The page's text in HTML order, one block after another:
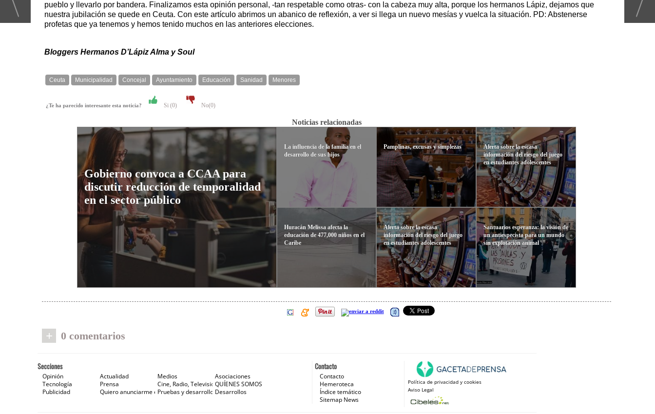
pueblo y llevarlo por bandera. Finalizamos esta opinión personal, -tan respetable como otras- con la cabeza muy alta, porque los hermanos Lápiz, dejamos que
nuestra jubilación se quede en Ceuta. Con este artículo abrimos un abanico de reflexión, a ver si llega un nuevo mesías y vuelca la situación. PD: Abstenerse
profetas que ya tenemos y hemos tenido muchos en las anteriores elecciones.
Bloggers Hermanos D’Lápiz Alma y Soul
Ceuta Municipalidad Concejal Ayuntamiento Educación Sanidad Menores
¿Te ha parecido interesante esta noticia? Si (0) No(0)
Noticias relacionadas
Gobierno convoca a CCAA para
discutir reducción de temporalidad
en el sector público
La influencia de la familia en el
desarrollo de sus hijos
Huracán Melissa afecta la
educación de 477,000 niños en el
Caribe
Pamplinas, excusas y simplezas
Alerta sobre la escasa
información del riesgo del juego
en estudiantes adolescentes
Alerta sobre la escasa
información del riesgo del juego
en estudiantes adolescentes
Santuarios esperanza: la visión de
un antiespecista para un mundo
sin explotación animal
+ 0 comentarios
Contacto
Contacto
Hemeroteca
Índice temático
Sitemap News
Política de privacidad y cookies
Aviso Legal
Secciones
Opinión Actualidad Medios
Asociaciones
Tecnología
Prensa Cine, Radio, Televisión e Internet
QUÍENES SOMOS
Publicidad
Quiero anunciarme en Gaceta de Prensa
Pruebas y desarrollosDesarrollos